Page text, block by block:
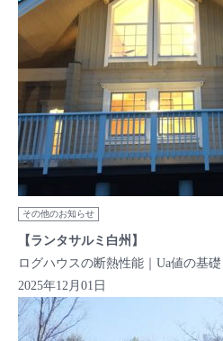
その他のお知らせ
【ランタサルミ白州】
ログハウスの断熱性能｜Ua値の基礎
2025年12月01日